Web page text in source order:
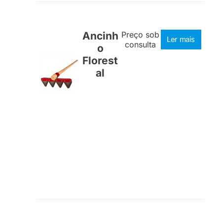
Ancinh
o
Florest
al
Preço sob
consulta
Ler mais